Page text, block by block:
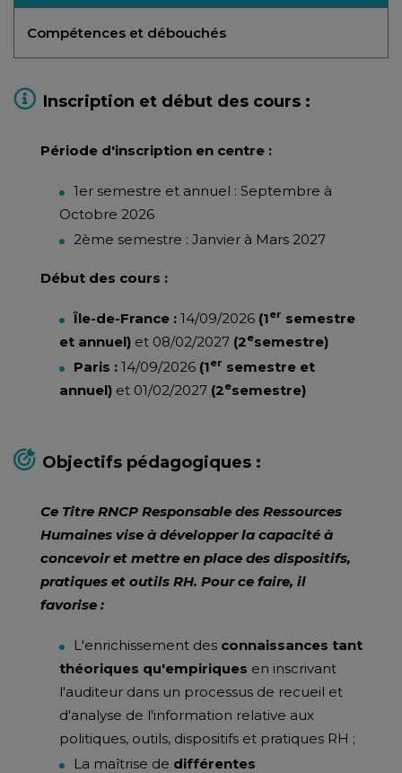
Compétences et débouchés
Inscription et début des cours :
Période d'inscription en centre :
1er semestre et annuel : Septembre à
Octobre 2026
2ème semestre : Janvier à Mars 2027
Début des cours :
Île-de-France : 14/09/2026 (1er semestre
et annuel) et 08/02/2027 (2esemestre)
Paris : 14/09/2026 (1er semestre et
annuel) et 01/02/2027 (2esemestre)
Objectifs pédagogiques :
Ce Titre RNCP Responsable des Ressources
Humaines vise à développer la capacité à
concevoir et mettre en place des dispositifs,
pratiques et outils RH. Pour ce faire, il
favorise :
L'enrichissement des connaissances tant
théoriques qu'empiriques en inscrivant
l'auditeur dans un processus de recueil et
d'analyse de l'information relative aux
politiques, outils, dispositifs et pratiques RH ;
La maîtrise de différentes